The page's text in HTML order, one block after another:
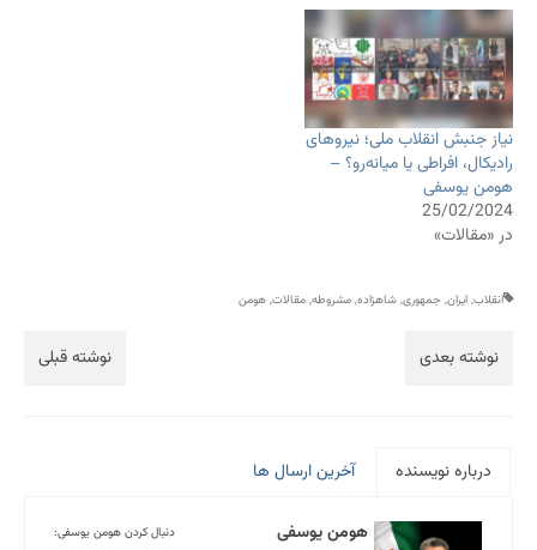
نیاز جنبش انقلاب ملی؛ نیروهای
رادیکال، افراطی یا میانه‌رو؟ –
هومن یوسفی
25/02/2024
در «مقالات»
انقلاب, ایران, جمهوری, شاهزاده, مشروطه, مقالات, هومن
نوشته قبلی نوشته بعدی
درباره نویسنده آخرین ارسال ها
دنبال کردن هومن یوسفی:
هومن یوسفی